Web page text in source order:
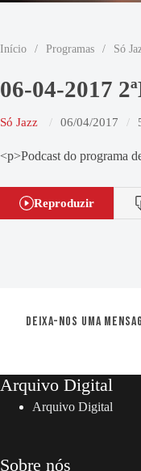
Início / Programas / Só
06-04-2017
Só Jazz 06/04/2017
<p>Podcast do programa
Reproduzir
Deixa-nos uma
Arquivo Digital
Arquivo Digital
Sobre nós